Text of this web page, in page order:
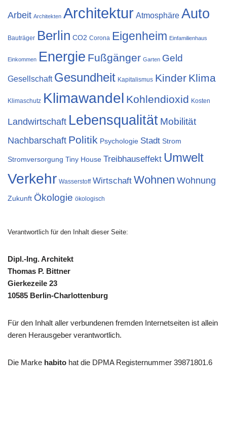
Arbeit Architekten Architektur Atmosphäre Auto
Bauträger Berlin CO2 Corona Eigenheim Einfamilienhaus
Einkommen Energie Fußgänger Garten Geld
Gesellschaft Gesundheit Kapitalismus Kinder Klima
Klimaschutz Klimawandel Kohlendioxid Kosten
Landwirtschaft Lebensqualität Mobilität
Nachbarschaft Politik Psychologie Stadt Strom
Stromversorgung Tiny House Treibhauseffekt Umwelt
Verkehr Wasserstoff Wirtschaft Wohnen Wohnung
Zukunft Ökologie ökologisch
Verantwortlich für den Inhalt dieser Seite:
Dipl.-Ing. Architekt
Thomas P. Bittner
Gierkezeile 23
10585 Berlin-Charlottenburg
Für den Inhalt aller verbundenen fremden Internetseiten ist allein
deren Herausgeber verantwortlich.
Die Marke habito hat die DPMA Registernummer 39871801.6